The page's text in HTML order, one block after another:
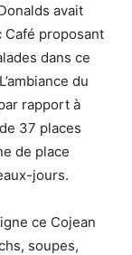
avait
Café proposant
dans ce
du
rapport à
37 places
de place
jours.
ce Cojean
soupes,